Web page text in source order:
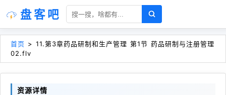
盘客吧
首页 > 11.第3章药品研制和生产管理 第1节 药品研制与注册管理
02.flv
资源详情